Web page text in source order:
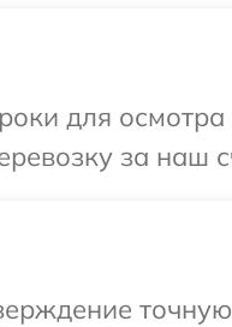
для
за наш